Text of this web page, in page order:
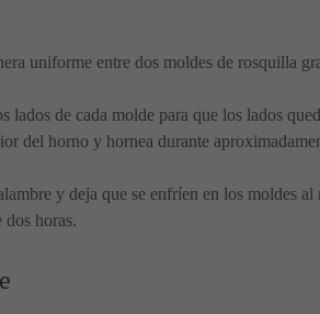
uniforme entre dos moldes de rosquilla
lados de cada molde para que los lados
del horno y hornea durante
y deja que se enfríen en los moldes
horas.